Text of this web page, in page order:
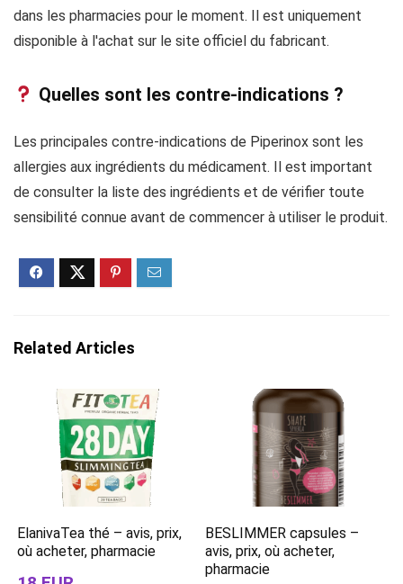
dans les pharmacies pour le moment. Il est uniquement
disponible à l'achat sur le site officiel du fabricant.
Quelles sont les contre-indications ?
Les principales contre-indications de Piperinox sont les
allergies aux ingrédients du médicament. Il est important
de consulter la liste des ingrédients et de vérifier toute
sensibilité connue avant de commencer à utiliser le produit.
Related Articles
ElanivaTea thé – avis, prix,
où acheter, pharmacie
BESLIMMER capsules –
avis, prix, où acheter,
pharmacie